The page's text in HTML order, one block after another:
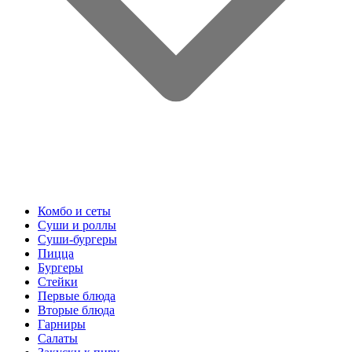
Комбо и сеты
Суши и роллы
Суши-бургеры
Пицца
Бургеры
Стейки
Первые блюда
Вторые блюда
Гарниры
Салаты